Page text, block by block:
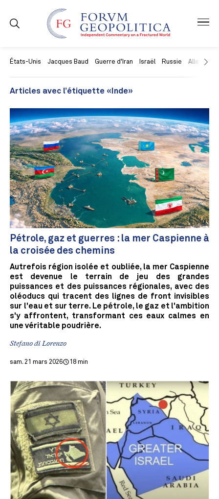
États-Unis Jacques Baud Guerre d'Iran Israël Russie Allemagne
Articles avec l’étiquette «Inde»
Pétrole, gaz et guerres : la mer Caspienne à
la croisée des chemins
Autrefois région isolée et oubliée, la mer Caspienne
est devenue le terrain de jeu des grandes
puissances et des puissances régionales, avec des
oléoducs qui tracent des lignes de front invisibles
sur l'eau et sur terre. Le pétrole, le gaz et l'ambition
s'y affrontent, transformant ces eaux calmes en
une véritable poudrière.
Stefano di Lorenzo
sam. 21 mars 2026 18 min